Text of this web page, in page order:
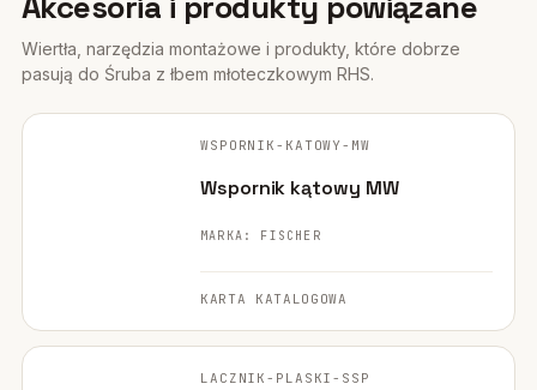
Wiertła, narzędzia montażowe i produkty, które dobrze
pasują do Śruba z łbem młoteczkowym RHS.
ORYGINALNE ZDJĘCIE
WSPORNIK-KATOWY-MW
Wspornik kątowy MW
MARKA: FISCHER
KARTA KATALOGOWA
FISCHER ·
ORYGINALNE ZDJĘCIE
LACZNIK-PLASKI-SSP